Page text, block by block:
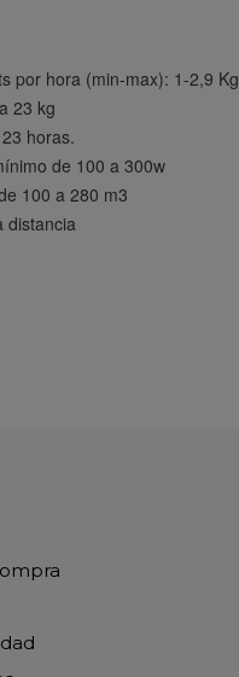
por hora (min-max): 1-2,9 Kg
23 kg
horas.
de 100 a 300w
100 a 280 m3
distancia